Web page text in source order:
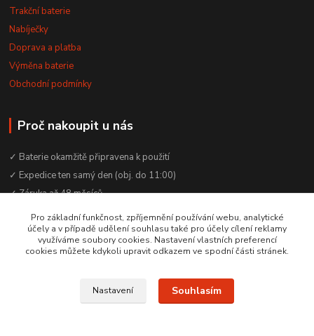
Trakční baterie
Nabíječky
Doprava a platba
Výměna baterie
Obchodní podmínky
Proč nakoupit u nás
✓ Baterie okamžitě připravena k použití
✓ Expedice ten samý den (obj. do 11:00)
✓ Záruka až 48 měsíců
✓ Odborné poradenství zdarma
✓ Česká rodinná firma od 2012
✓ YouTube kanál s návody a testy baterií
Pro základní funkčnost, zpříjemnění používání webu, analytické
účely a v případě udělení souhlasu také pro účely cílení reklamy
využíváme soubory cookies. Nastavení vlastních preferencí
cookies můžete kdykoli upravit odkazem ve spodní části stránek.
Nastavení Souhlasím